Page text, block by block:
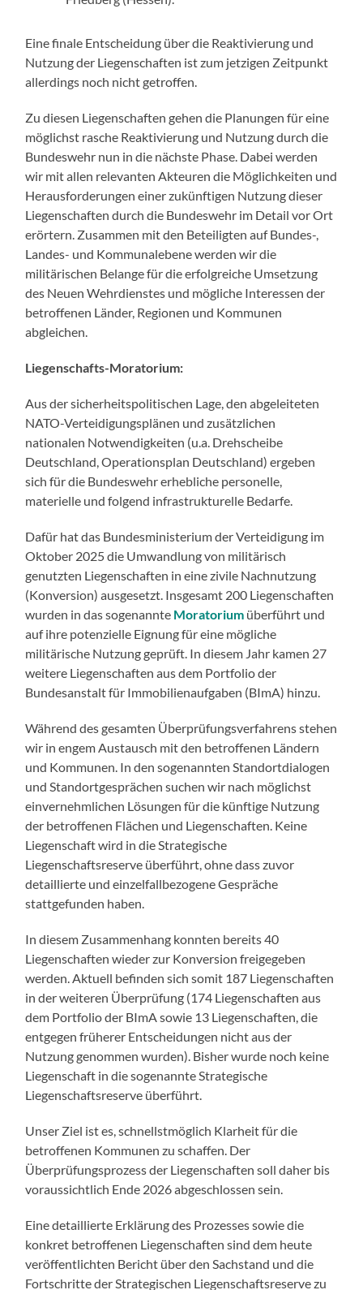
Eine finale Entscheidung über die Reaktivierung und
Nutzung der Liegenschaften ist zum jetzigen Zeitpunkt
allerdings noch nicht getroffen.
Zu diesen Liegenschaften gehen die Planungen für eine
möglichst rasche Reaktivierung und Nutzung durch die
Bundeswehr nun in die nächste Phase. Dabei werden
wir mit allen relevanten Akteuren die Möglichkeiten und
Herausforderungen einer zukünftigen Nutzung dieser
Liegenschaften durch die Bundeswehr im Detail vor Ort
erörtern. Zusammen mit den Beteiligten auf Bundes-,
Landes- und Kommunalebene werden wir die
militärischen Belange für die erfolgreiche Umsetzung
des Neuen Wehrdienstes und mögliche Interessen der
betroffenen Länder, Regionen und Kommunen
abgleichen.
Liegenschafts-Moratorium:
Aus der sicherheitspolitischen Lage, den abgeleiteten
NATO-Verteidigungsplänen und zusätzlichen
nationalen Notwendigkeiten (u.a. Drehscheibe
Deutschland, Operationsplan Deutschland) ergeben
sich für die Bundeswehr erhebliche personelle,
materielle und folgend infrastrukturelle Bedarfe.
Dafür hat das Bundesministerium der Verteidigung im
Oktober 2025 die Umwandlung von militärisch
genutzten Liegenschaften in eine zivile Nachnutzung
(Konversion) ausgesetzt. Insgesamt 200 Liegenschaften
wurden in das sogenannte Moratorium überführt und
auf ihre potenzielle Eignung für eine mögliche
militärische Nutzung geprüft. In diesem Jahr kamen 27
weitere Liegenschaften aus dem Portfolio der
Bundesanstalt für Immobilienaufgaben (BImA) hinzu.
Während des gesamten Überprüfungsverfahrens stehen
wir in engem Austausch mit den betroffenen Ländern
und Kommunen. In den sogenannten Standortdialogen
und Standortgesprächen suchen wir nach möglichst
einvernehmlichen Lösungen für die künftige Nutzung
der betroffenen Flächen und Liegenschaften. Keine
Liegenschaft wird in die Strategische
Liegenschaftsreserve überführt, ohne dass zuvor
detaillierte und einzelfallbezogene Gespräche
stattgefunden haben.
In diesem Zusammenhang konnten bereits 40
Liegenschaften wieder zur Konversion freigegeben
werden. Aktuell befinden sich somit 187 Liegenschaften
in der weiteren Überprüfung (174 Liegenschaften aus
dem Portfolio der BImA sowie 13 Liegenschaften, die
entgegen früherer Entscheidungen nicht aus der
Nutzung genommen wurden). Bisher wurde noch keine
Liegenschaft in die sogenannte Strategische
Liegenschaftsreserve überführt.
Unser Ziel ist es, schnellstmöglich Klarheit für die
betroffenen Kommunen zu schaffen. Der
Überprüfungsprozess der Liegenschaften soll daher bis
voraussichtlich Ende 2026 abgeschlossen sein.
Eine detaillierte Erklärung des Prozesses sowie die
konkret betroffenen Liegenschaften sind dem heute
veröffentlichten Bericht über den Sachstand und die
Fortschritte der Strategischen Liegenschaftsreserve zu